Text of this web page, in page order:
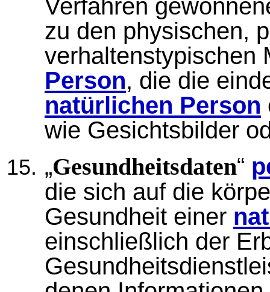
Verfahren
zu den physischen,
verhaltenstypischen
Person, die die
natürlichen Person
wie Gesichtsbilder
„Gesundheitsdaten“
die sich auf die
Gesundheit einer
einschließlich der